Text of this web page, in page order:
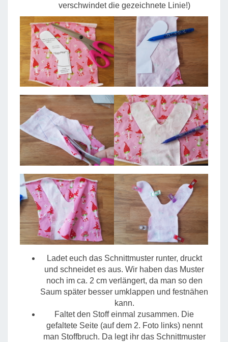
verschwindet die gezeichnete Linie!)
Ladet euch das Schnittmuster runter, druckt
und schneidet es aus. Wir haben das Muster
noch im ca. 2 cm verlängert, da man so den
Saum später besser umklappen und festnähen
kann.
Faltet den Stoff einmal zusammen. Die
gefaltete Seite (auf dem 2. Foto links) nennt
man Stoffbruch. Da legt ihr das Schnittmuster